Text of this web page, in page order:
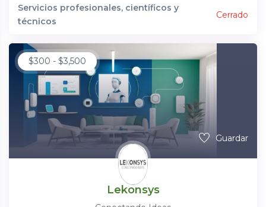
Servicios profesionales, científicos y
técnicos
Cerrado
$300 - $3,500
Guardar
Lekonsys